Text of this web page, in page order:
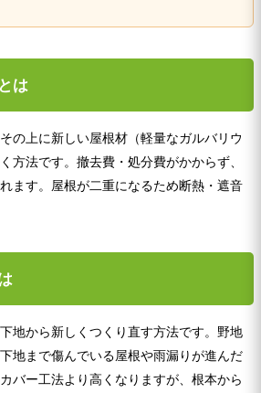
は
の上に新しい屋根材（軽量なガルバリウ
方法です。撤去費・処分費がかからず、
ます。屋根が二重になるため断熱・遮音
地から新しくつくり直す方法です。野地
地まで傷んでいる屋根や雨漏りが進んだ
バー工法より高くなりますが、根本から